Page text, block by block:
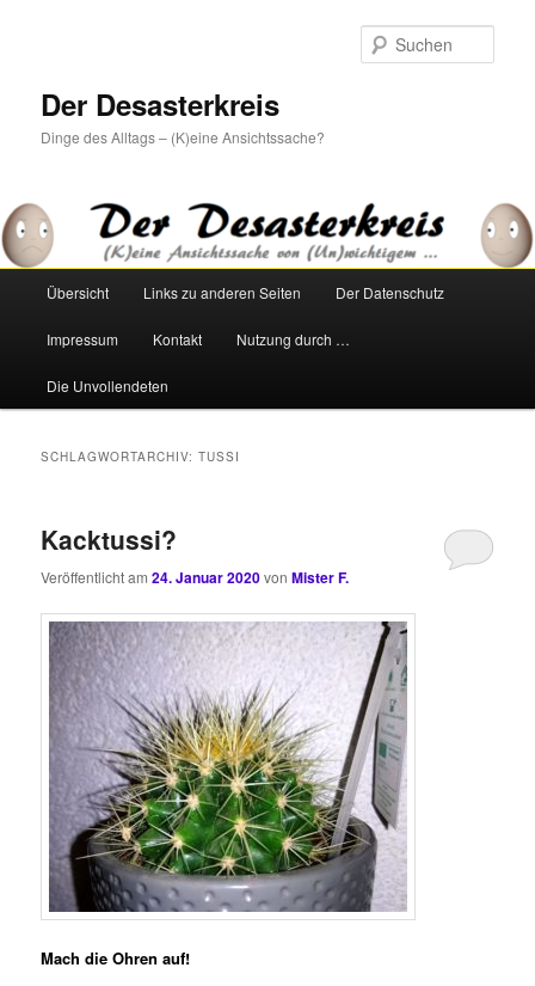
Der Desasterkreis
Dinge des Alltags – (K)eine Ansichtssache?
HauptmenüÜbersicht Links zu anderen Seiten Der Datenschutz
Impressum Kontakt Nutzung durch …
Die Unvollendeten
SCHLAGWORTARCHIV:TUSSI
Kacktussi?
Veröffentlicht am24. Januar 2020vonMister F.
Mach die Ohren auf!